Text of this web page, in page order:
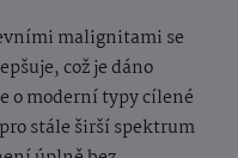
malignitami se
což je dáno
o moderní typy cílené
stále širší spektrum